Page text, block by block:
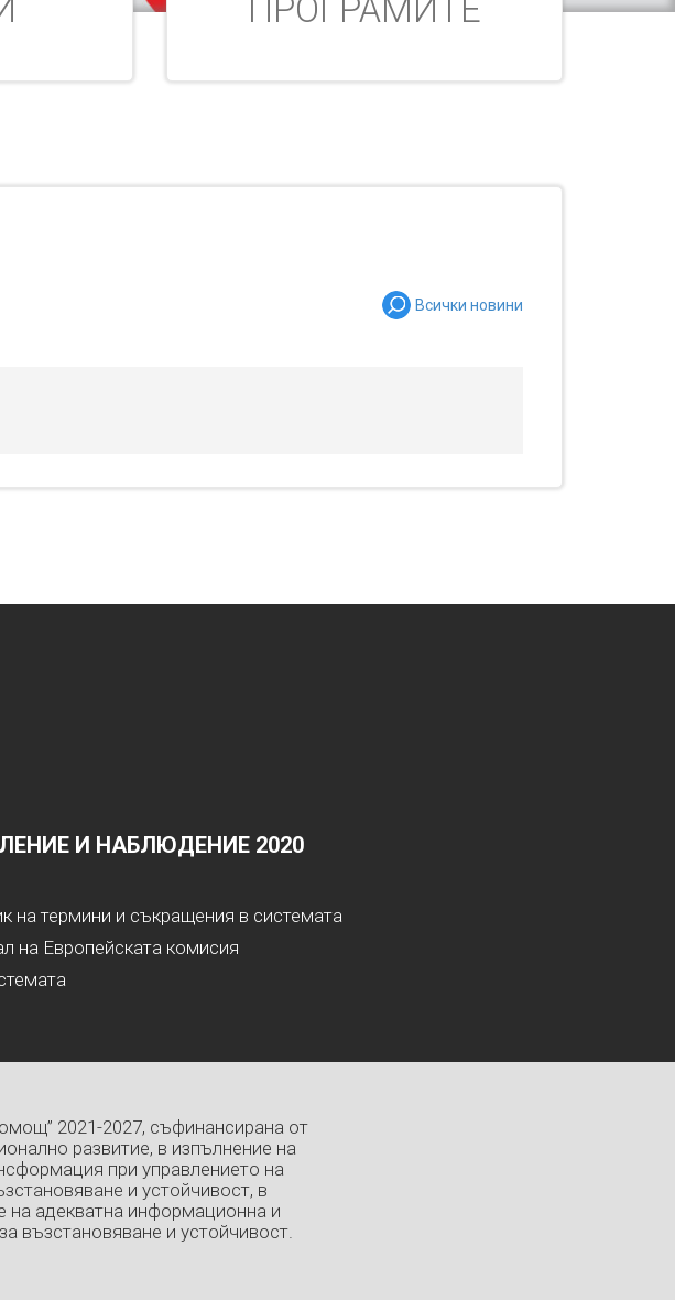
ПРОГРАМИТЕ
Всички новини
И НАБЛЮДЕНИЕ 2020
на термини и съкращения в системата
на Европейската комисия
2021-2027, съфинансирана от
развитие, в изпълнение на
при управлението на
и устойчивост, в
на адекватна информационна и
възстановяване и устойчивост.